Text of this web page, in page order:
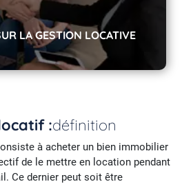
LA GESTION LOCATIVE
:définition
à acheter un bien immobilier
de le mettre en location pendant
Ce dernier peut soit être